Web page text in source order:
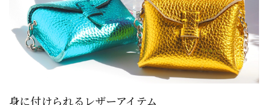
身に付けられるレザーアイテム